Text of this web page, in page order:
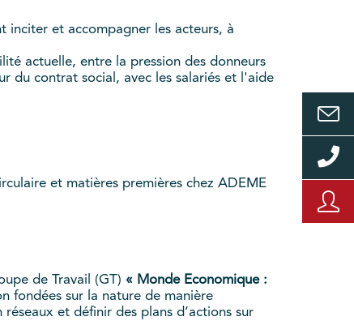
inciter et accompagner les acteurs, à
actuelle, entre la pression des donneurs
du contrat social, avec les salariés et l'aide
et matières premières chez ADEME
de Travail (GT) « Monde Economique :
fondées sur la nature de manière
et définir des plans d’actions sur